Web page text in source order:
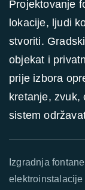
Projektovanje
lokacije, ljudi
stvoriti.
objekat i
prije izbora
kretanje, zvuk,
sistem
Izgradnja